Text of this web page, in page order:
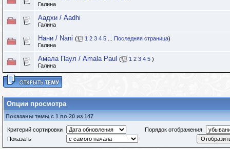
Галина
Аадхи / Aadhi
Галина
Нани / Nani ( 1 2 3 4 5 Последняя страница)
Галина
Амала Паул / Amala Paul ( 1 2 3 4 5 )
Галина
Опции просмотра
Показаны темы с 1 по 20 из 147
Критерий сортировки
Порядок отображения
Показать